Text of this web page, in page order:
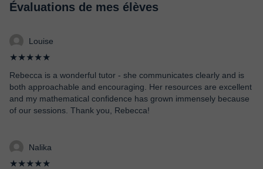
Évaluations de mes élèves
Louise
★★★★★
Rebecca is a wonderful tutor - she communicates clearly and is
both approachable and encouraging. Her resources are excellent
and my mathematical confidence has grown immensely because
of our sessions. Thank you, Rebecca!
Nalika
★★★★★